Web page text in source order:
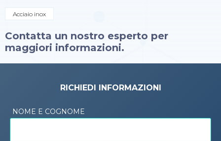
Acciaio inox
Contatta un nostro esperto per
maggiori informazioni.
RICHIEDI INFORMAZIONI
NOME E COGNOME